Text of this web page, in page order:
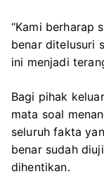
“Kami berharap
benar ditelusuri
ini menjadi
Bagi pihak
mata soal
seluruh fakta
benar sudah
dihentikan.